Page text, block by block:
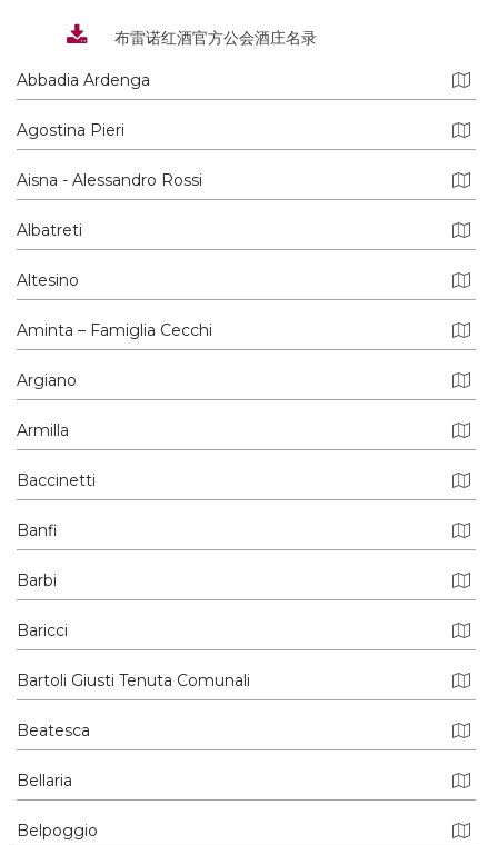
布雷诺红酒官方公会酒庄名录
Abbadia Ardenga
Agostina Pieri
Aisna - Alessandro Rossi
Albatreti
Altesino
Aminta – Famiglia Cecchi
Argiano
Armilla
Baccinetti
Banfi
Barbi
Baricci
Bartoli Giusti Tenuta Comunali
Beatesca
Bellaria
Belpoggio